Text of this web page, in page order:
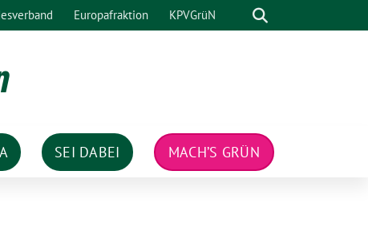
Europafraktion KPVGrüN Suche
SEI DABEI MACH’S GRÜN